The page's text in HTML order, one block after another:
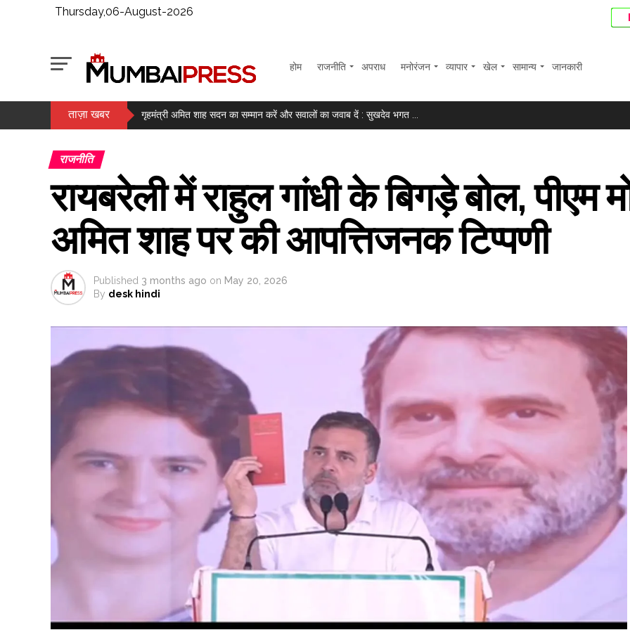
Thursday,06-August-2026
होम राजनीति अपराध मनोरंजन व्यापार खेल सामान्य जानकारी
ताज़ा खबर
अजय देवगन और तनिषा मुखर्जी ने काजोल के जन्मदिन पर शेयर किए फनी मूमेंट्स ...
मानखुर्द: शिवाजी नगर में इस्तेमाल न होने वाले टॉयलेट और वहां एक फ्री दवा की दुकान, महिलाओं के लिए जिम और किंडरगार्ट� ...
1.30 करोड़ रुपए की सराफा लूट का खुलासा, 5 आरोपी गिरफ्तार, पूरा लूटा गया माल बरामद ...
उतार-चढ़ाव भरे सत्र के बाद भारतीय शेयर बाजार मामूली बढ़त के साथ हरे निशान में बंद, सेंसेक्स 152 अंक उछला ...
‘खतरनाक स्टंट करने की हिम्मत देते हैं’, फरहाना भट्ट ने रोहित शेट्टी को बताया मजबूत सपोर्ट ...
ऑस्ट्रेलिया बनाम बांग्लादेश: स्टार्क के निशाने पर होगा कपिल देव और स्टेन का बड़ा रिकॉर्ड ...
राजनीति
रायबरेली में राहुल गांधी के बिगड़े बोल, पीएम
अमित शाह पर की आपत्तिजनक टिप्पणी
Published 3 months ago on May 20, 2026
By desk hindi